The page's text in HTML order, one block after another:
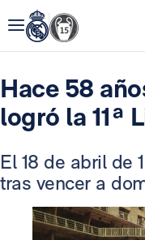
Hace 58
logró la 11ª
El 18 de abril de
tras vencer a